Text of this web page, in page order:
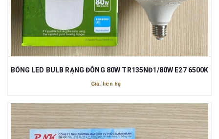
BÓNG LED BULB RẠNG ĐÔNG 80W TR135NĐ1/80W E27 6500K
Giá: liên hệ